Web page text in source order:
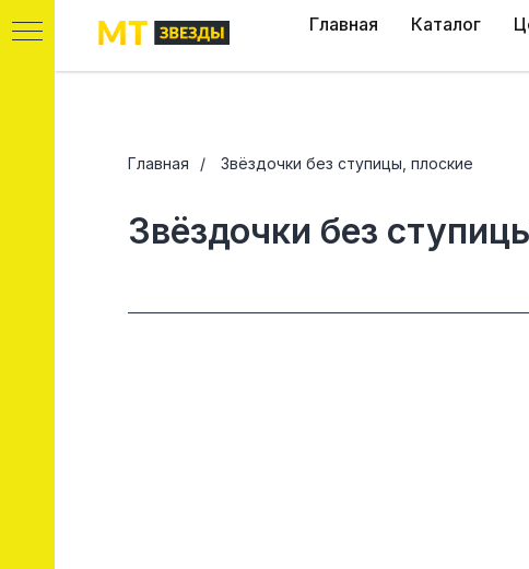
Главная Каталог
Главная / Звёздочки без ступицы, плоские
Звёздочки без